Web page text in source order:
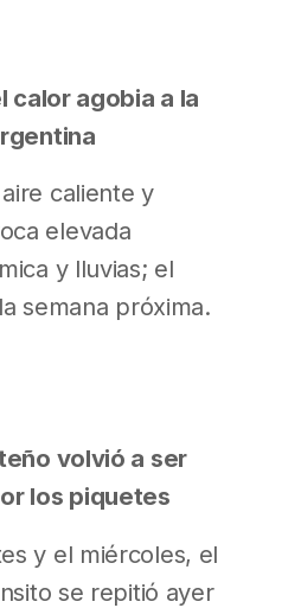
calor agobia a la
caliente y
elevada
y lluvias; el
semana próxima.
volvió a ser
los piquetes
y el miércoles, el
se repitió ayer